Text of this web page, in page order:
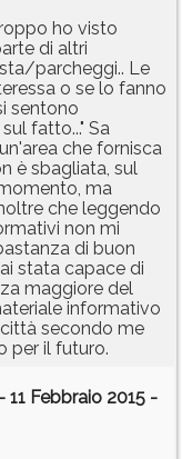
ho visto
di altri
parcheggi.. Le
o se lo fanno
sentono
fatto..." Sa
che fornisca
è sbagliata, sul
ma
che leggendo
non mi
di buon
stata capace di
maggiore del
informativo
secondo me
per il futuro.
11 Febbraio 2015 -